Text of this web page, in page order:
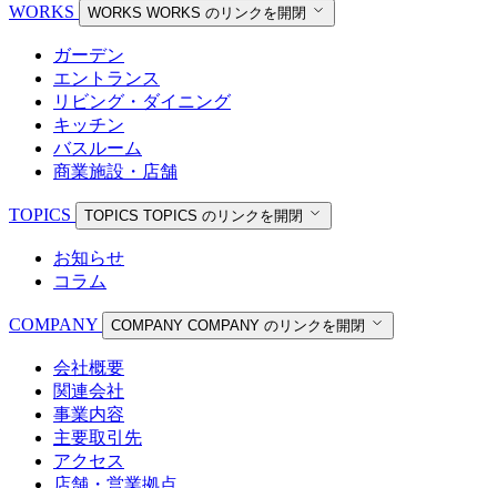
WORKS
WORKS WORKS のリンクを開閉
ガーデン
エントランス
リビング・ダイニング
キッチン
バスルーム
商業施設・店舗
TOPICS TOPICS TOPICS のリンクを開閉
お知らせ
コラム
COMPANY COMPANY COMPANY のリンクを開閉
会社概要
関連会社
事業内容
主要取引先
アクセス